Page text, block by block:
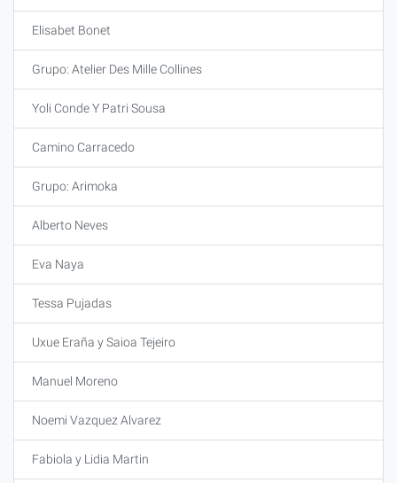
Elisabet Bonet
Grupo: Atelier Des Mille Collines
Yoli Conde Y Patri Sousa
Camino Carracedo
Grupo: Arimoka
Alberto Neves
Eva Naya
Tessa Pujadas
Uxue Eraña y Saioa Tejeiro
Manuel Moreno
Noemi Vazquez Alvarez
Fabiola y Lidia Martin